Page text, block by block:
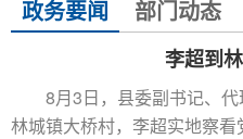
政务要闻 部门动态
李超到
8月3日，县委副书记、
林城镇大桥村，李超实地察